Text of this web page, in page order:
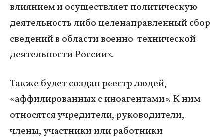
влиянием и осуществляет политическую
деятельность либо целенаправленный сбор
сведений в области военно-технической
деятельности России».
Также будет создан реестр людей,
«аффилированных с иноагентами». К ним
относятся учредители, руководители,
члены, участники или работники